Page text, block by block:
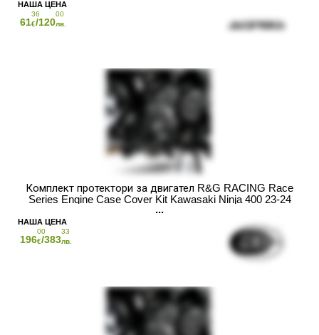
61
36
€/120
00
лв.
Комплект протектори за двигател R&G RACING Race
Series Engine Case Cover Kit Kawasaki Ninja 400 23-24
196
00
€/383
33
лв.